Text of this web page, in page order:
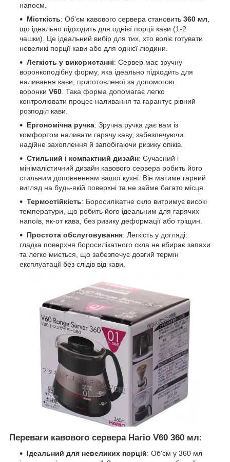
напоєм.
Місткість: Об'єм кавового сервера становить 360 мл
що ідеально підходить для однієї порції кави (1-2
чашки). Це ідеальний вибір для тих, хто воліє готувати
невеликі порції кави або для однієї людини.
Легкість у використанні: Сервер має зручну
воронкоподібну форму, яка ідеально підходить для
наливання кави, приготовленої за допомогою
воронки V60 . Така форма допомагає легко
контролювати процес наливання та гарантує рівний
розподіл кави.
Ергономічна ручка: Зручна ручка дає вам із
комфортом наливати гарячу каву, забезпечуючи
надійне захоплення й запобігаючи ризику опіків.
Стильний і компактний дизайн: Сучасний і
мінімалістичний дизайн кавового сервера робить його
стильним доповненням вашої кухні. Він матиме гарний
вигляд на будь-якій поверхні та не займе багато місця.
Термостійкість: Боросилікатне скло витримує високі
температури, що робить його ідеальним для гарячих
напоїв, як-от кава, без ризику деформації або тріщин.
Простота обслуговування: Легкість у догляді:
гладка поверхня боросилікатного скла не вбирає запахи
та легко миється, що забезпечує довгий термін
експлуатації без слідів від кави.
Переваги кавового сервера Hario V60 360 мл:
Ідеальний для невеликих порцій: Об'єм у 360 мл